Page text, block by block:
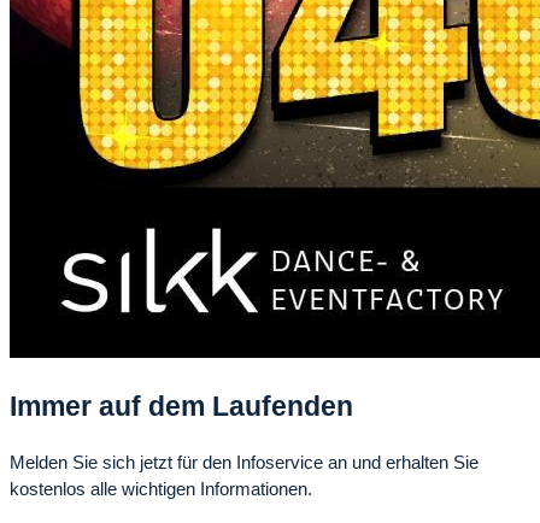
Immer auf dem Laufenden
Melden Sie sich jetzt für den Infoservice an und erhalten Sie
kostenlos alle wichtigen Informationen.